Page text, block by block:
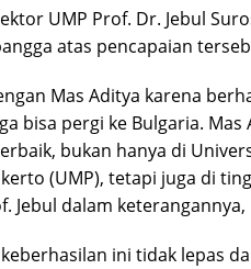
UMP Prof. Dr. Jebul
atas pencapaian
Mas Aditya karena
bisa pergi ke Bulgaria.
bukan hanya di
(UMP), tetapi juga di
Jebul dalam keterangannya,
ini tidak lepas